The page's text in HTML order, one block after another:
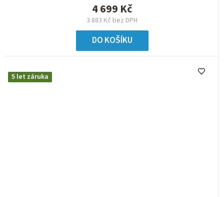
3 883 Kč bez DPH
4 699 Kč
DO KOŠÍKU
5 let záruka